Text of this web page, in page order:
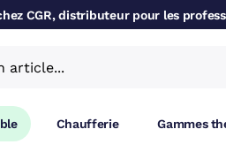
CGR, distributeur pour les
Chaufferie Gammes